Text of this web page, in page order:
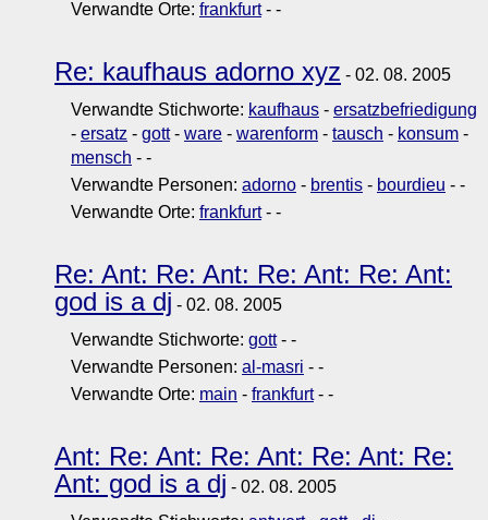
Verwandte Orte: frankfurt- -
Re: kaufhaus adorno xyz - 02. 08. 2005
Verwandte Stichworte: kaufhaus - ersatzbefriedigung
- ersatz - gott- ware - warenform - tausch - konsum -
mensch - -
Verwandte Personen: adorno - brentis - bourdieu - -
Verwandte Orte: frankfurt- -
Re: Ant: Re: Ant: Re: Ant: Re: Ant:
god is a dj - 02. 08. 2005
Verwandte Stichworte: gott- -
Verwandte Personen: al-masri - -
Verwandte Orte: main - frankfurt- -
Ant: Re: Ant: Re: Ant: Re: Ant: Re:
Ant: god is a dj - 02. 08. 2005